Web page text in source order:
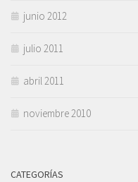
junio 2012
julio 2011
abril 2011
noviembre 2010
CATEGORÍAS